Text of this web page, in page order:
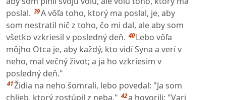
poslal. 39A vôľa toho, ktorý ma poslal, je, aby
som nestratil nič z toho, čo mi dal, ale aby som
všetko vzkriesil v posledný deň. 40 Lebo vôľa
môjho Otca je, aby každý, kto vidí Syna a verí v
neho, mal večný život; a ja ho vzkriesim v
posledný deň."
41Židia na neho šomrali, lebo povedal: "Ja som
chlieb, ktorý zostúpil z neba," 42a hovorili: "Vari